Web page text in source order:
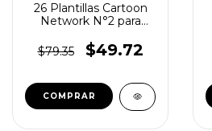
26 Plantillas Cartoon
Network N°2 para
$79.35
$49.72